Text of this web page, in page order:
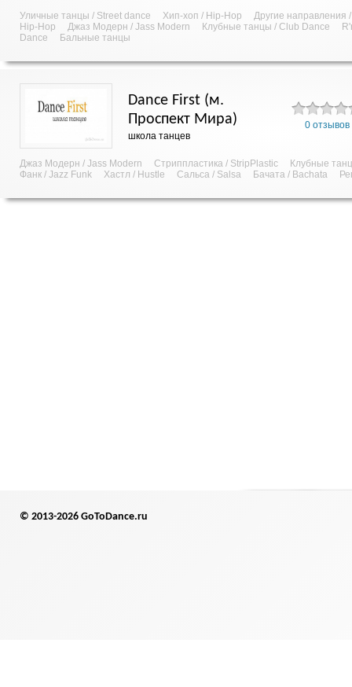
Уличные танцы / Street dance Хип-хоп / Hip-Hop
Другие направления
Hip-Hop
Джаз Модерн / Jass Modern Клубные танцы / Club Dance
Dance
Бальные танцы
Dance First (м.
Проспект Мира)
школа танцев
0 отзывов
Джаз Модерн / Jass Modern Стриппластика / StripPlastic
Клубные
Фанк / Jazz Funk
Хастл / Hustle Сальса / Salsa Бачата / Bachata
© 2013-2026 GoToDance.ru